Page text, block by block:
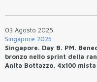
03 Agosto 2025
Singapore 2025
Singapore. Day 8. PM.
bronzo nello sprint della
Anita Bottazzo. 4x100